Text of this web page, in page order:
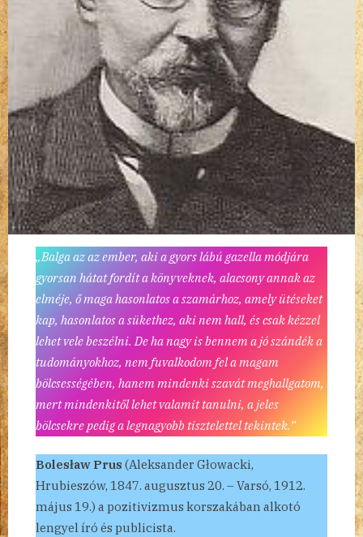
„Balga az az ember, aki a gyors lábú gazella módjára
gyorsan hátat fordít a könyveknek, alacsony annak az
elméje, ő maga hasonlatos a szamárhoz, amely ütéseket
kap, hasonlatos a sükethez, aki nem hall, és csak kézzel
lehet vele beszélni. De ha nagy is bennem a jó szándék a
tudományokhoz, nem fuvalkodom fel a magam
bölcsességében, hanem mindenki szavát meghallgatom,
mert mindenkitől lehet valamit tanulni, a jeles
bölcsekre pedig a legnagyobb tisztelettel tekintek.”
Bolesław Prus (Aleksander Głowacki,
Hrubieszów, 1847. augusztus 20. – Varsó, 1912.
május 19.) a pozitivizmus korszakában alkotó
lengyel író és publicista.